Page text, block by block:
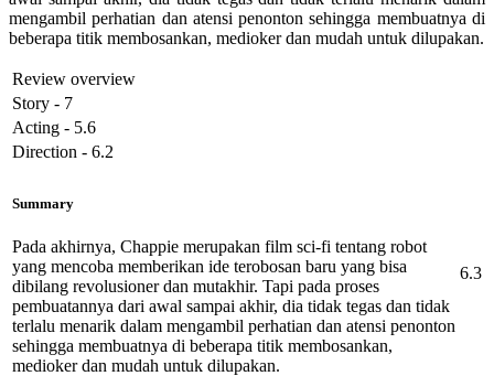
mengambil perhatian dan atensi penonton sehingga membuatnya di
beberapa titik membosankan, medioker dan mudah untuk dilupakan.
Review overview
Story - 7
Acting - 5.6
Direction - 6.2
Summary
Pada akhirnya, Chappie merupakan film sci-fi tentang robot
yang mencoba memberikan ide terobosan baru yang bisa
dibilang revolusioner dan mutakhir. Tapi pada proses
pembuatannya dari awal sampai akhir, dia tidak tegas dan tidak
terlalu menarik dalam mengambil perhatian dan atensi penonton
sehingga membuatnya di beberapa titik membosankan,
medioker dan mudah untuk dilupakan.
6.3